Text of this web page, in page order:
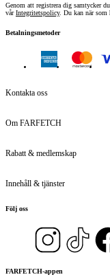
Genom att registrera dig samtycker
vårIntegritetspolicy. Du kan när som
Betalningsmetoder
Kontakta oss
Om FARFETCH
Rabatt & medlemskap
Innehåll & tjänster
Följ oss
FARFETCH-appen